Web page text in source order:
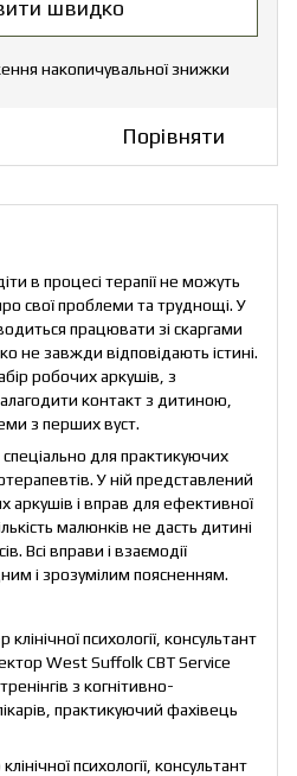
швидко
накопичувальної знижки
Порівняти
в процесі терапії не можуть
свої проблеми та труднощі. У
працювати зі скаргами
не завжди відповідають істині.
робочих аркушів, з
контакт з дитиною,
з перших вуст.
для практикуючих
У ній представлений
і вправ для ефективної
малюнків не дасть дитині
Всі вправи і взаємодії
і зрозумілим поясненням.
клінічної психології, консультант
West Suffolk CBT Service
з когнітивно-
практикуючий фахівець
психології, консультант